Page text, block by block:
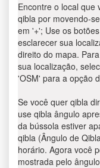
Encontre o local que
qibla por movendo-
em '+'; Use os
esclarecer sua
direito do mapa.
sua localização,
'OSM' para a opção
Se você quer qibla
use qibla ângulo
da bússola estiver
qibla (Ângulo de
horário. Agora você
mostrada pelo